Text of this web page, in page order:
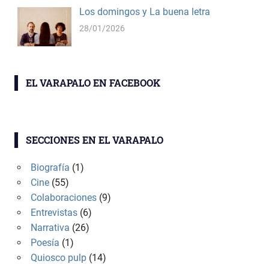
Los domingos y La buena letra
28/01/2026
EL VARAPALO EN FACEBOOK
SECCIONES EN EL VARAPALO
Biografía (1)
Cine(55)
Colaboraciones(9)
Entrevistas(6)
Narrativa (26)
Poesía (1)
Quiosco pulp(14)